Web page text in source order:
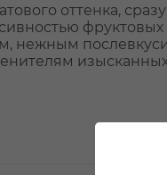
оттенка,
нежным